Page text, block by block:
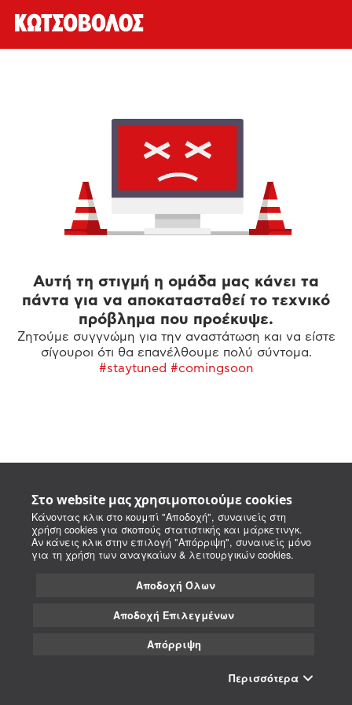
Στο website μας χρησιμοποιούμε cookies
Κάνοντας κλικ στο κουμπί "Αποδοχή", συναινείς στη
χρήση cookies για σκοπούς στατιστικής και μάρκετινγκ.
Αν κάνεις κλικ στην επιλογή "Απόρριψη", συναινείς μόνο
για τη χρήση των αναγκαίων & λειτουργικών cookies.
Αποδοχή Όλων
Αποδοχή Επιλεγμένων
Απόρριψη
Περισσότερα
Αυτή τη στιγμή η ομάδα μας κάνει τα
πάντα για να αποκατασταθεί το τεχνικό
πρόβλημα που προέκυψε.
Ζητούμε συγγνώμη για την αναστάτωση και να είστε
σίγουροι ότι θα επανέλθουμε πολύ σύντομα.
#staytuned #comingsoon